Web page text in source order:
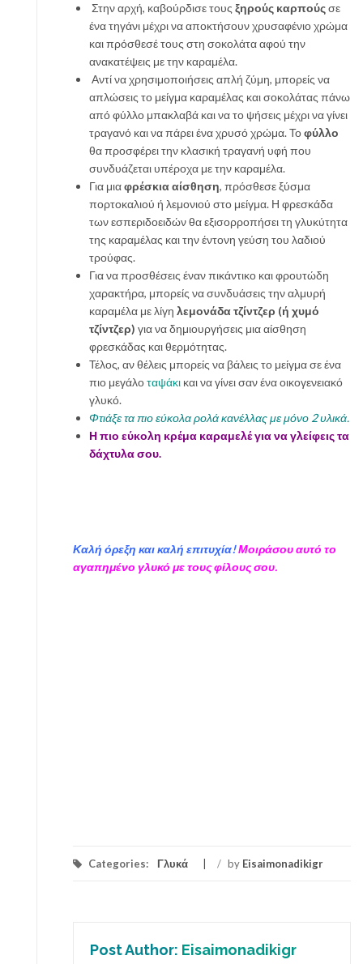
Στην αρχή, καβούρδισε τους ξηρούς καρπούςσε
ένα τηγάνι μέχρι να αποκτήσουν χρυσαφένιο χρώμα
και πρόσθεσέ τους στη σοκολάτα αφού την
ανακατέψεις με την καραμέλα.
Αντί να χρησιμοποιήσεις απλή ζύμη, μπορείς να
απλώσεις το μείγμα καραμέλας και σοκολάτας πάνω
από φύλλο μπακλαβά και να το ψήσεις μέχρι να γίνει
τραγανό και να πάρει ένα χρυσό χρώμα. Τοφύλλο
θα προσφέρει την κλασική τραγανή υφή που
συνδυάζεται υπέροχα με την καραμέλα.
Για μιαφρέσκια αίσθηση, πρόσθεσε ξύσμα
πορτοκαλιού ή λεμονιού στο μείγμα. Η φρεσκάδα
των εσπεριδοειδών θα εξισορροπήσει τη γλυκύτητα
της καραμέλας και την έντονη γεύση του λαδιού
τρούφας.
Για να προσθέσεις έναν πικάντικο και φρουτώδη
χαρακτήρα, μπορείς να συνδυάσεις την αλμυρή
καραμέλα με λίγη λεμονάδα τζίντζερ (ή χυμό
τζίντζερ) για να δημιουργήσεις μια αίσθηση
φρεσκάδας και θερμότητας.
Τέλος, αν θέλεις μπορείς να βάλεις το μείγμα σε ένα
πιο μεγάλοταψάκι και να γίνει σαν ένα οικογενειακό
γλυκό.
Φτιάξε τα πιο εύκολα ρολά κανέλλας με μόνο 2 υλικά.
Η πιο εύκολη κρέμα καραμελέ για να γλείφεις τα
δάχτυλα σου.
Καλή όρεξη και καλή επιτυχία!Μοιράσου αυτό το
αγαπημένο γλυκό με τους φίλους σου.
Categories: Γλυκά / by Eisaimonadikigr
Post Author: Eisaimonadikigr